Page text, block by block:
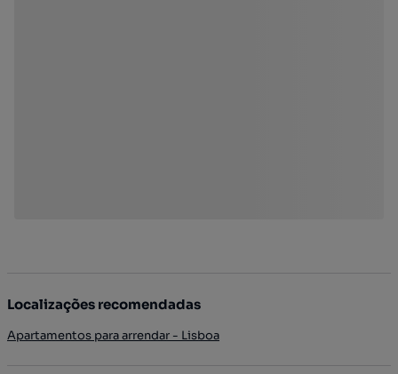
Localizações recomendadas
Apartamentos para arrendar - Lisboa